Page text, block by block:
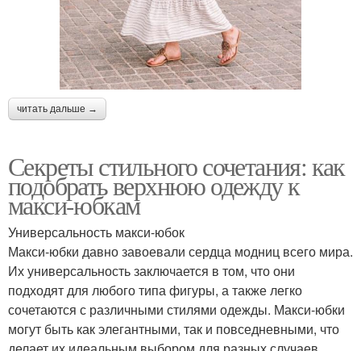
читать дальше →
Секреты стильного сочетания: как
подобрать верхнюю одежду к
макси-юбкам
Универсальность макси-юбок
Макси-юбки давно завоевали сердца модниц всего мира.
Их универсальность заключается в том, что они
подходят для любого типа фигуры, а также легко
сочетаются с различными стилями одежды. Макси-юбки
могут быть как элегантными, так и повседневными, что